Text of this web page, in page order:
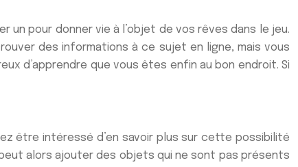
pour donner vie à l’objet de vos rêves dans le jeu.
des informations à ce sujet en ligne, mais vous
d’apprendre que vous êtes enfin au bon endroit. Si
être intéressé d’en savoir plus sur cette possibilité
alors ajouter des objets qui ne sont pas présents